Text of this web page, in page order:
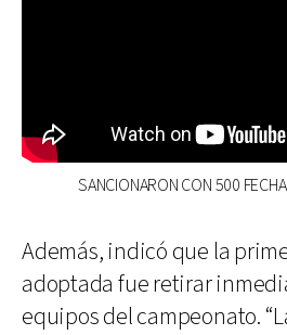
SANCIONARON CON 500
Además, indicó que la
adoptada fue retirar
equipos del campeonato.